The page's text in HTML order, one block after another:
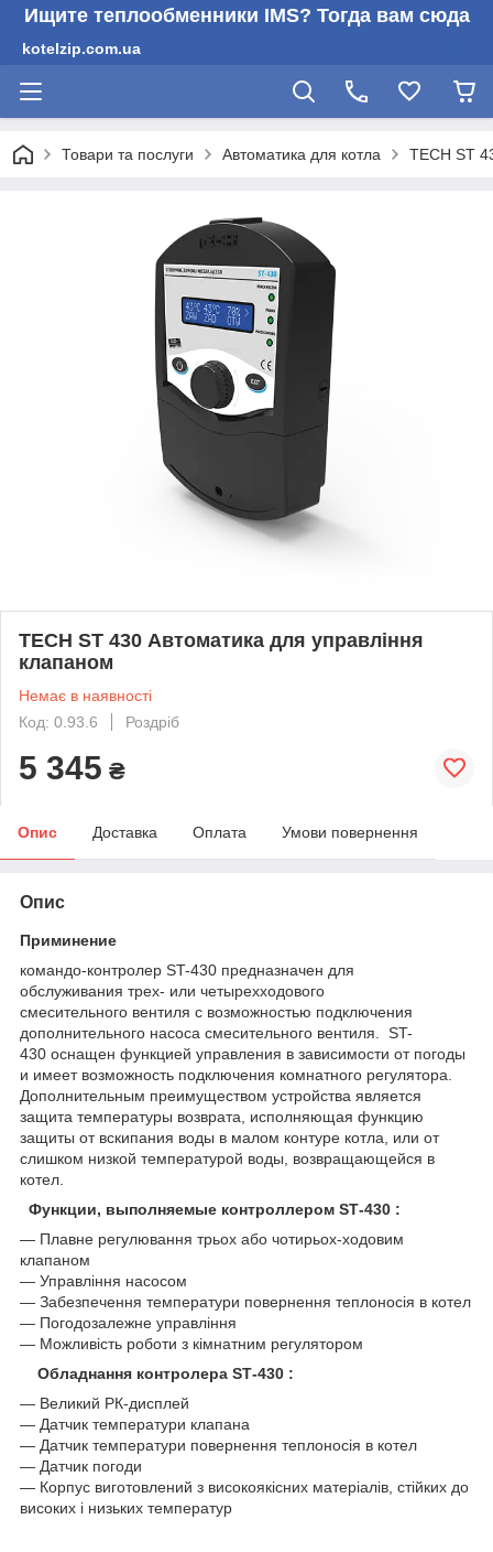
Ищите теплообменники IMS? Тогда вам сюда
kotelzip.com.ua
Товари та послуги Автоматика для котла TECH ST
TECH ST 430 Автоматика для управління
клапаном
Немає в наявності
Код: 0.93.6
Роздріб
5 345 ₴
Опис Доставка Оплата Умови повернення
Опис
Приминение
командо-контролер ST-430 предназначен для
обслуживания трех- или четырехходового
смесительного вентиля с возможностью подключения
дополнительного насоса смесительного вентиля. ST-
430 оснащен функцией управления в зависимости от погоды
и имеет возможность подключения комнатного регулятора.
Дополнительным преимуществом устройства является
защита температуры возврата, исполняющая функцию
защиты от вскипания воды в малом контуре котла, или от
слишком низкой температурой воды, возвращающейся в
котел.
Функции, выполняемые контроллером SТ-430 :
― Плавне регулювання трьох або чотирьох-ходовим
клапаном
― Управління насосом
― Забезпечення температури повернення теплоносія в котел
― Погодозалежне управління
― Можливість роботи з кімнатним регулятором
Обладнання контролера ЅТ-430 :
― Великий РК-дисплей
― Датчик температури клапана
― Датчик температури повернення теплоносія в котел
― Датчик погоди
― Корпус виготовлений з високоякісних матеріалів, стійких до
високих і низьких температур